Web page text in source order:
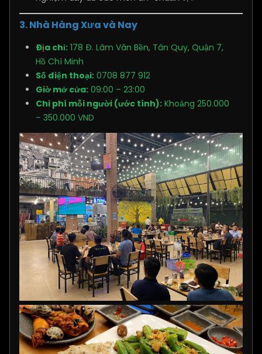
3. Nhà Hàng Xưa và Nay
Địa chỉ: 178 Đ. Lâm Văn Bền, Tân Quy, Quận 7,
Hồ Chí Minh
Số điện thoại: 0708 877 912
Giờ mở cửa: 09:00 – 23:00
Chi phí mỗi người (ước tính): Khoảng 250.000
– 350.000 VND